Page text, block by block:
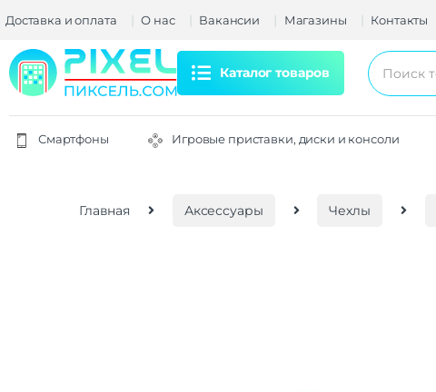
Доставка и оплата О нас Вакансии Магазины Контакты
Каталог товаров
Смартфоны Игровые приставки, диски и консоли
Главная Аксессуары Чехлы